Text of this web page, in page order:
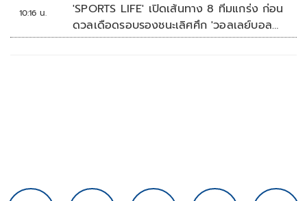
10:16 น.
'SPORTS LIFE' เปิดเส้นทาง 8 ทีมแกร่ง ก่อน
ดวลเดือดรอบรองชนะเลิศศึก 'วอลเลย์บอล
นักเรียน แชมป์กีฬา 7HD 2026'